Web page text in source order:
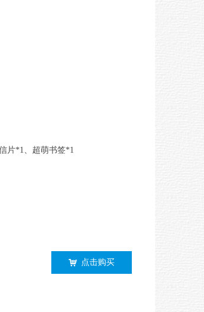
片*1、超萌书签*1
낙 点击购买